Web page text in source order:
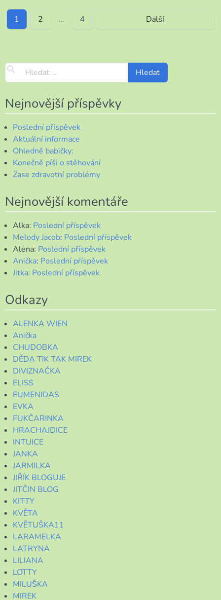
Kterým
1 2 … 4 Další
Nejnovější příspěvky
Poslední příspěvek
Aktuální informace
Ohledně babičky:
Konečně píši o stěhování
Zase zdravotní problémy
Nejnovější komentáře
Alka: Poslední příspěvek
Melody Jacob: Poslední příspěvek
Alena: Poslední příspěvek
Anička: Poslední příspěvek
Jitka: Poslední příspěvek
Odkazy
ALENKA WIEN
Anička
CHUDOBKA
DĚDA TIK TAK MIREK
DIVIZNAČKA
ELISS
EUMENIDAS
EVKA
FUKČARINKA
HRACHAJDICE
INTUICE
JANKA
JARMILKA
JIŘÍK BLOGUJE
JITČIN BLOG
KITTY
KVĚTA
KVĚTUŠKA11
LARAMELKA
LATRYNA
LILIANA
LOTTY
MILUŠKA
MIREK